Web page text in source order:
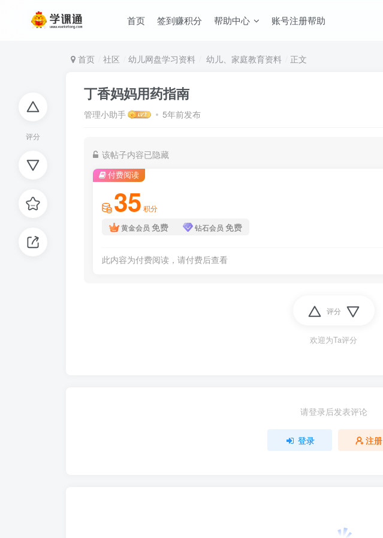
首页 签到赚积分 帮助中心 账号注册帮助
评分
首页 社区 幼儿网盘学习资料 幼儿、家庭教育资料 正文
丁香妈妈用药指南
管理小助手 5年前发布
该帖子内容已隐藏
付费阅读
35 积分
黄金会员 免费 钻石会员 免费
此内容为付费阅读，请付费后查看
评分
欢迎为Ta评分
请登录后发表评论
登录 注册